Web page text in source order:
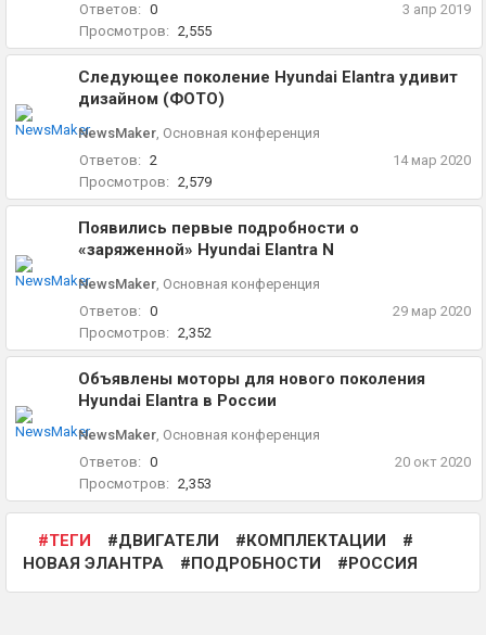
Ответов: 0
Просмотров: 2,555
3 апр 2019
Следующее поколение Hyundai Elantra удивит
дизайном (ФОТО)
NewsMaker, Основная конференция
Ответов: 2
Просмотров: 2,579
14 мар 2020
Появились первые подробности о
«заряженной» Hyundai Elantra N
NewsMaker, Основная конференция
Ответов: 0
Просмотров: 2,352
29 мар 2020
Объявлены моторы для нового поколения
Hyundai Elantra в России
NewsMaker, Основная конференция
Ответов: 0
Просмотров: 2,353
20 окт 2020
ТЕГИ ДВИГАТЕЛИ
КОМПЛЕКТАЦИИ
НОВАЯ ЭЛАНТРА
ПОДРОБНОСТИ РОССИЯ